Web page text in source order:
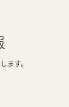
ます。